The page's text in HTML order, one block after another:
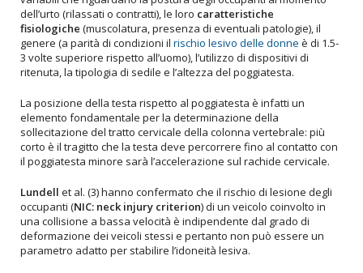
dell’urto (rilassati o contratti), le loro caratteristiche
fisiologiche (muscolatura, presenza di eventuali patologie), il
genere (a parità di condizioni il rischio lesivo delle donne è di 1.5-
3 volte superiore rispetto all’uomo), l’utilizzo di dispositivi di
ritenuta, la tipologia di sedile e l’altezza del poggiatesta.
La posizione della testa rispetto al poggiatesta è infatti un
elemento fondamentale per la determinazione della
sollecitazione del tratto cervicale della colonna vertebrale: più
corto è il tragitto che la testa deve percorrere fino al contatto con
il poggiatesta minore sarà l’accelerazione sul rachide cervicale.
Lundell et al. (3) hanno confermato che il rischio di lesione degli
occupanti (NIC: neck injury criterion) di un veicolo coinvolto in
una collisione a bassa velocità è indipendente dal grado di
deformazione dei veicoli stessi e pertanto non può essere un
parametro adatto per stabilire l’idoneità lesiva.